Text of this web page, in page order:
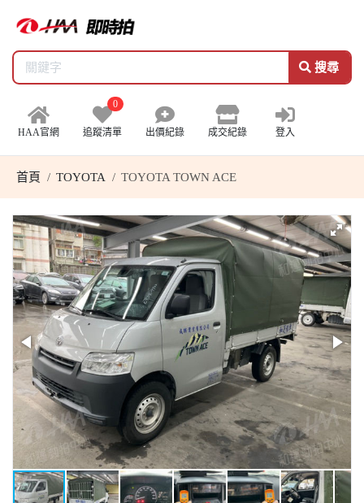
搜尋
HAA官網
0
追蹤清單 出價紀錄 成交紀錄 登入
首頁 TOYOTA TOYOTA TOWN ACE